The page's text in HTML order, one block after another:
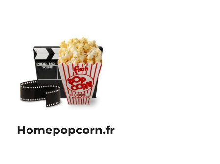
Homepopcorn.fr